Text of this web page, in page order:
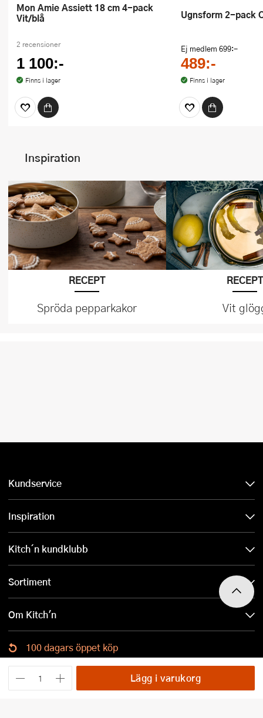
Lägg i varukorg
Mon Amie Assiett 18 cm 4-pack
Vit/blå
2 recensioner
1 100:-
Finns i lager
Ugnsform 2-pack
Ej medlem 699:-
489:-
Finns i lager
Inspiration
RECEPT
Spröda pepparkakor
RECEPT
Vit
Kundservice
Inspiration
Kitch´n kundklubb
Sortiment
Om Kitch'n
100 dagars öppet köp
Ladda ned Kitch´n-appen